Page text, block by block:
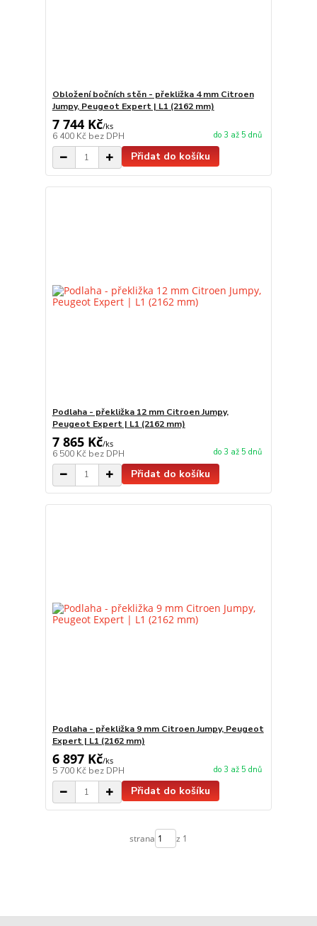
Obložení bočních stěn - překližka 4 mm Citroen
Jumpy, Peugeot Expert | L1 (2162 mm)
7 744 Kč/ks
6 400 Kč bez DPH do 3 až 5 dnů
Přidat do košíku
Podlaha - překližka 12 mm Citroen Jumpy,
Peugeot Expert | L1 (2162 mm)
7 865 Kč/ks
6 500 Kč bez DPH do 3 až 5 dnů
Přidat do košíku
Podlaha - překližka 9 mm Citroen Jumpy, Peugeot
Expert | L1 (2162 mm)
6 897 Kč/ks
5 700 Kč bez DPH do 3 až 5 dnů
Přidat do košíku
strana z 1